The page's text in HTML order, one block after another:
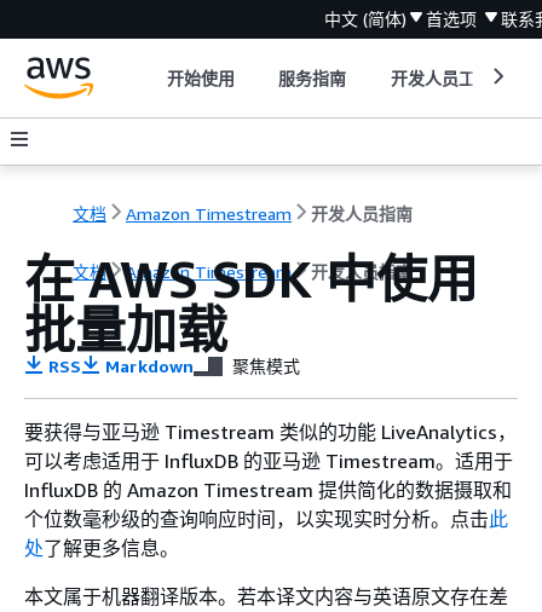
中文 (简体) 首选项 联系
开始使用 服务指南 开发人员工具
文档 Amazon Timestream 开发人员指南
文档 Amazon Timestream 开发人员指南
在 AWS SDK 中使用
批量加载
RSS Markdown 聚焦模式
要获得与亚马逊 Timestream 类似的功能 LiveAnalytics，
可以考虑适用于 InfluxDB 的亚马逊 Timestream。适用于
InfluxDB 的 Amazon Timestream 提供简化的数据摄取和
个位数毫秒级的查询响应时间，以实现实时分析。点击此
处了解更多信息。
本文属于机器翻译版本。若本译文内容与英语原文存在差